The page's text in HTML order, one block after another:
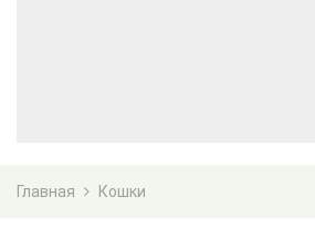
Главная Кошки